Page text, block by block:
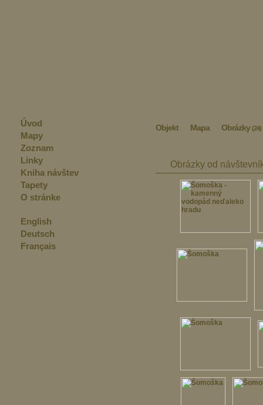
Objekt Mapa Obrázky(24)
Obrázky od
Úvod
Mapy
Zoznam
Linky
Kniha návštev
Tapety
O stránke
English
Deutsch
Français